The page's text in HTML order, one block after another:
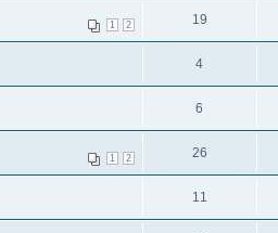
1 2 19
4
6
1 2 26
11